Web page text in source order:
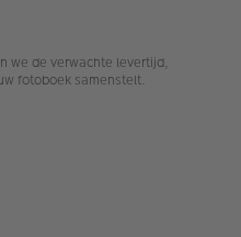
we de verwachte levertijd,
fotoboek samenstelt.